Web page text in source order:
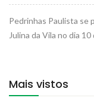
Pedrinhas Paulista se
Julina da Vila no dia 10
Mais vistos